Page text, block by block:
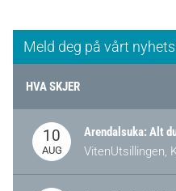
Meld deg på vårt
HVA SKJER
10
AUG
VitenUtsillingen,